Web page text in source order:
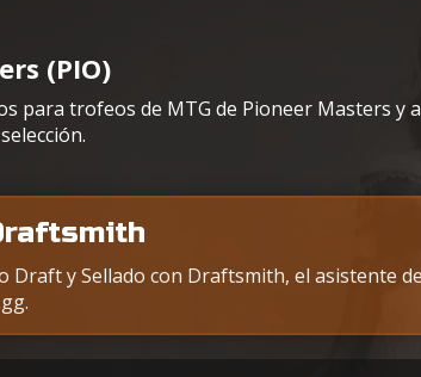
(PIO)
para trofeos de MTG de Pioneer Masters
Draft y Sellado con Draftsmith, el asistente